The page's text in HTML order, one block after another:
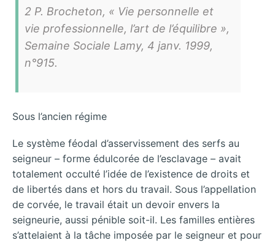
2 P. Brocheton, « Vie personnelle et
vie professionnelle, l’art de l’équilibre »,
Semaine Sociale Lamy, 4 janv. 1999,
n°915.
Sous l’ancien régime
Le système féodal d’asservissement des serfs au
seigneur – forme édulcorée de l’esclavage – avait
totalement occulté l’idée de l’existence de droits et
de libertés dans et hors du travail. Sous l’appellation
de corvée, le travail était un devoir envers la
seigneurie, aussi pénible soit-il. Les familles entières
s’attelaient à la tâche imposée par le seigneur et pour